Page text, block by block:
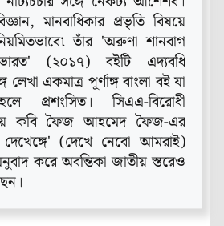
মানবাধিকার প্রভৃতি বিষয়ে
তাঁর 'অরুণা শানবাগ
(২০১৭) বইটি এদ্যবধি
লেখা একমাত্র পূর্ণাঙ্গ বাংলা বই যা
প্রশংসিত। সিএএ-বিরোধী
কবি ফৈজ আহমেদ ফৈজ-এর
দেখেঙ্গে' (দেখে নেবো আমরাই)
করে অবন্তিকা জাতীয় স্তরেও